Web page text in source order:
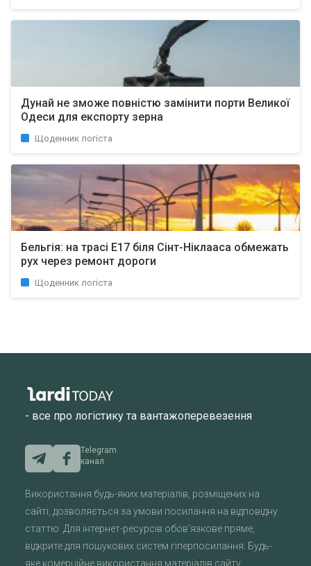
Дунай не зможе повністю замінити порти Великої
Одеси для експорту зерна
Щоденник логіста
Бельгія: на трасі E17 біля Сінт-Ніклааса обмежать
рух через ремонт дороги
Щоденник логіста
- все про логістику та вантажоперевезення
Telegram
канал
Використання будь-яких матеріалів, розміщених на
сайті, дозволяється за умови посилання на відповідну
статтю. Для інтернет-ресурсів обов'язкове пряме,
відкрите для пошукових систем гіперпосилання. Будь-
яке комерційне використання матеріалів сайту